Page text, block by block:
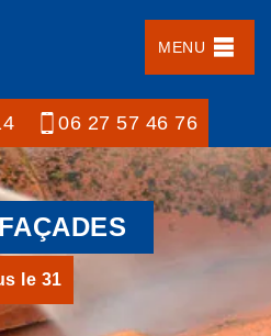
MENU
06 27 57 46 76
le 31